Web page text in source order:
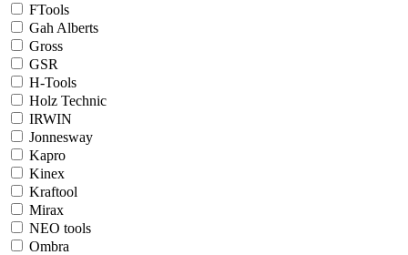
FTools
Gah Alberts
Gross
GSR
H-Tools
Holz Technic
IRWIN
Jonnesway
Kapro
Kinex
Kraftool
Mirax
NEO tools
Ombra